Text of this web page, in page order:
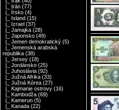
|_ Irán (77)
|_ Írsko (4)
|_ Island (15)
|_ Izrael (37)
|_ Jamajka (28)
|_ Japonsko (49)
|_ Jemen demokratický (5)
|_ Jemenská arabská
republika (38)
|_ Jersey (18)
|_ Jordánsko (25)
|_ Juhoslávia (92)
|_ Južná Afrika (33)
|_ Južná Kórea (27)
|_ Kajmanie ostrovy (16)
|_ Kambodža (69)
|_ Kamerun (5)
|_ Kanada (22)